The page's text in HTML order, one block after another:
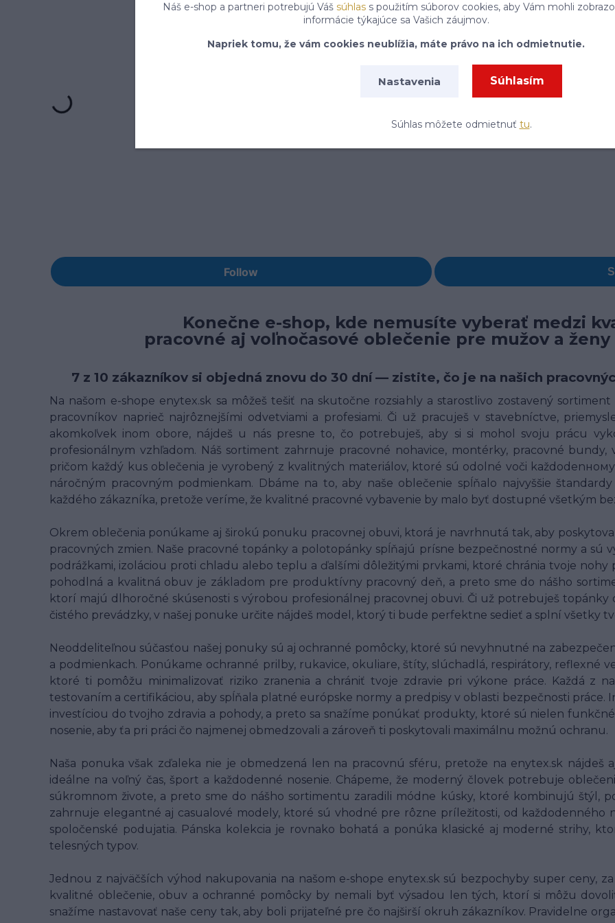
Konečne e-shop, kde nemusíte vyberať medzi
pracovné aj voľnočasové oblečenie pre mužov a
7 z 10 zákazníkov si objedná znovu do 30 dní — zistite, čo je na našich
Na našom e-shope enytex.sk sa môžeš tešiť na skutočne rozsiahly a starostlivo zostavený
pracovníkov naprieč najrôznejšími odvetviami a profesiami. Či už pracuješ v stavebníctve,
akomkoľvek inom obore, nájdeš u nás presne to, čo potrebuješ, aby si si mohol svoju prácu
profesionálnym vzhľadom. Náš sortiment zahrnuje pracovné nohavice, montérky, pracovné bundy,
pričom každý kus oblečenia je vyrobený z kvalitných materiálov, ktoré sú odolné voči
náročným pracovným podmienkam. Dbáme na to, aby naše oblečenie spĺňalo najvyššie
každého zákazníka, pretože veríme, že kvalitné pracovné vybavenie by malo byť dostupné všetkým
Okrem oblečenia ponúkame aj širokú ponuku pracovnej obuvi, ktorá je navrhnutá tak, aby
pracovných zmien. Naše pracovné topánky a polotopánky spĺňajú prísne bezpečnostné normy a sú
podrážkami, izoláciou proti chladu alebo teplu a ďalšími dôležitými prvkami, ktoré chránia tvoje
pohodlná a kvalitná obuv je základom pre produktívny pracovný deň, a preto sme do nášho
ktorí majú dlhoročné skúsenosti s výrobou profesionálnej pracovnej obuvi. Či už potrebuješ
čistého prevádzky, v našej ponuke určite nájdeš model, ktorý ti bude perfektne sedieť a splní všetky
Neoddeliteľnou súčasťou našej ponuky sú aj ochranné pomôcky, ktoré sú nevyhnutné na
a podmienkach. Ponúkame ochranné prilby, rukavice, okuliare, štíty, slúchadlá, respirátory, reflexné
ktoré ti pomôžu minimalizovať riziko zranenia a chrániť tvoje zdravie pri výkone práce. Každá z
testovaním a certifikáciou, aby spĺňala platné európske normy a predpisy v oblasti bezpečnosti
investíciou do tvojho zdravia a pohody, a preto sa snažíme ponúkať produkty, ktoré sú nielen
nosenie, aby ťa pri práci čo najmenej obmedzovali a zároveň ti poskytovali maximálnu možnú ochranu.
Naša ponuka však zďaleka nie je obmedzená len na pracovnú sféru, pretože na enytex.sk nájdeš
ideálne na voľný čas, šport a každodenné nosenie. Chápeme, že moderný človek potrebuje
súkromnom živote, a preto sme do nášho sortimentu zaradili módne kúsky, ktoré kombinujú štýl,
zahrnuje elegantné aj casualové modely, ktoré sú vhodné pre rôzne príležitosti, od každodenného
spoločenské podujatia. Pánska kolekcia je rovnako bohatá a ponúka klasické aj moderné strihy,
telesných typov.
Jednou z najväčších výhod nakupovania na našom e-shope enytex.sk sú bezpochyby super ceny,
kvalitné oblečenie, obuv a ochranné pomôcky by nemali byť výsadou len tých, ktorí si môžu
snažíme nastavovať naše ceny tak, aby boli prijateľné pre čo najširší okruh zákazníkov. Pravidelne
Náš e-shop a partneri potrebujú Váš súhlass použitím súborov cookies, aby Vám mohli
informácie týkajúce sa Vašich záujmov.
Napriek tomu, že vám cookies neublížia, máte právo na ich odmietnutie.
Nastavenia Súhlasím
Súhlas môžete odmietnuť tu.